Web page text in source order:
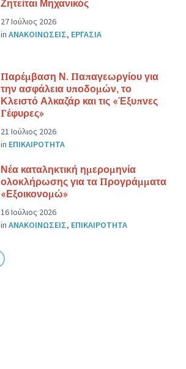
Ζητείται Μηχανικός
27 Ιούλιος 2026
in ΑΝΑΚΟΙΝΩΣΕΙΣ, ΕΡΓΑΣΙΑ
Παρέμβαση Ν. Παπαγεωργίου για
την ασφάλεια υποδομών, το
Κλειστό Αλκαζάρ και τις «Έξυπνες
Γέφυρες»
21 Ιούλιος 2026
in ΕΠΙΚΑΙΡΟΤΗΤΑ
Νέα καταληκτική ημερομηνία
ολοκλήρωσης για τα Προγράμματα
«Εξοικονομώ»
16 Ιούλιος 2026
in ΑΝΑΚΟΙΝΩΣΕΙΣ, ΕΠΙΚΑΙΡΟΤΗΤΑ